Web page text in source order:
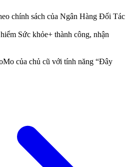
chính sách của Ngân Hàng Đối Tác
Sức khỏe+ thành công, nhận
của chủ cũ với tính năng “Đây